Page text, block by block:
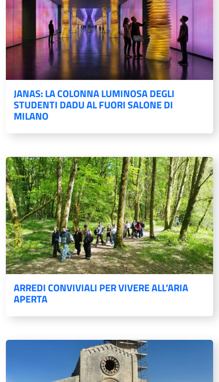
JANAS: LA COLONNA LUMINOSA DEGLI
STUDENTI DADU AL FUORI SALONE DI
MILANO
ARREDI CONVIVIALI PER VIVERE ALL’ARIA
APERTA